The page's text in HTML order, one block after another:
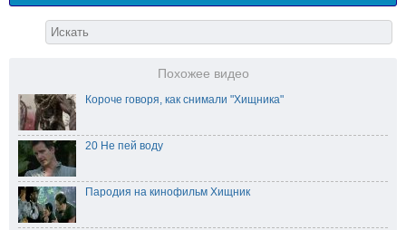
Похожее видео
Короче говоря, как снимали "Хищника"
20 Не пей воду
Пародия на кинофильм Хищник